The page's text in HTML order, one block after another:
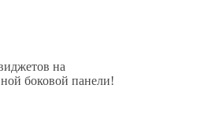
на
боковой панели!